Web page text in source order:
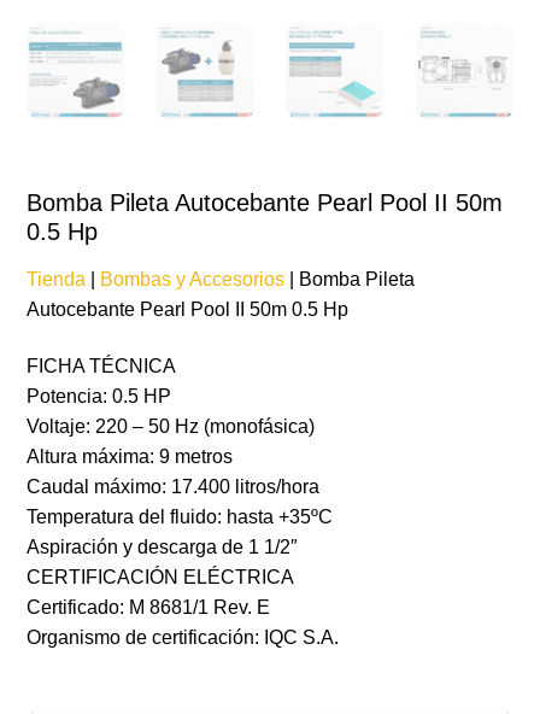
Bomba Pileta Autocebante Pearl Pool II 50m
0.5 Hp
Tienda Bombas y Accesorios | Bomba Pileta
Autocebante Pearl Pool II 50m 0.5 Hp
FICHA TÉCNICA
Potencia: 0.5 HP
Voltaje: 220 – 50 Hz (monofásica)
Altura máxima: 9 metros
Caudal máximo: 17.400 litros/hora
Temperatura del fluido: hasta +35ºC
Aspiración y descarga de 1 1/2″
CERTIFICACIÓN ELÉCTRICA
Certificado: M 8681/1 Rev. E
Organismo de certificación: IQC S.A.